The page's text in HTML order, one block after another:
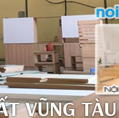
VŨNG TÀU